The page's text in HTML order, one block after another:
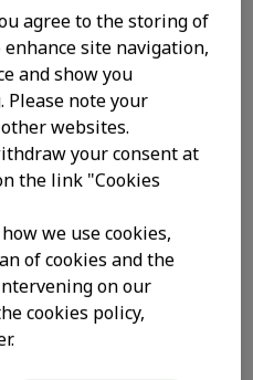
rápida3
duração**1
agree to the storing of
site navigation,
and show you
Please note your
websites.
your consent at
the link "Cookies
we use cookies,
of cookies and the
on our
cookies policy,